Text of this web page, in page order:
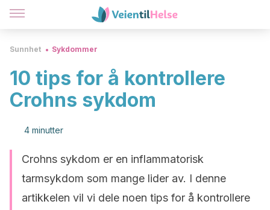
Sunnhet Sykdommer
10 tips for å kontrollere
Crohns sykdom
4 minutter
Crohns sykdom er en inflammatorisk
tarmsykdom som mange lider av. I denne
artikkelen vil vi dele noen tips for å kontrollere